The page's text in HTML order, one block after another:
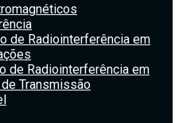
de Radiointerferência em
de Radiointerferência em
Transmissão